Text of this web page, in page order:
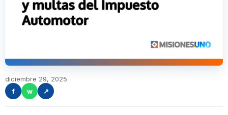
diciembre 29, 2025
f
w ↗